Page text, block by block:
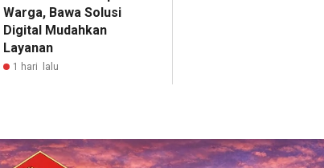
Warga, Bawa Solusi
Digital Mudahkan
Layanan
1 hari lalu